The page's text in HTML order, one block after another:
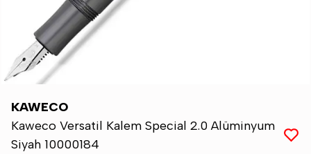
KAWECO
Kaweco Versatil Kalem Special 2.0 Alüminyum
Siyah 10000184